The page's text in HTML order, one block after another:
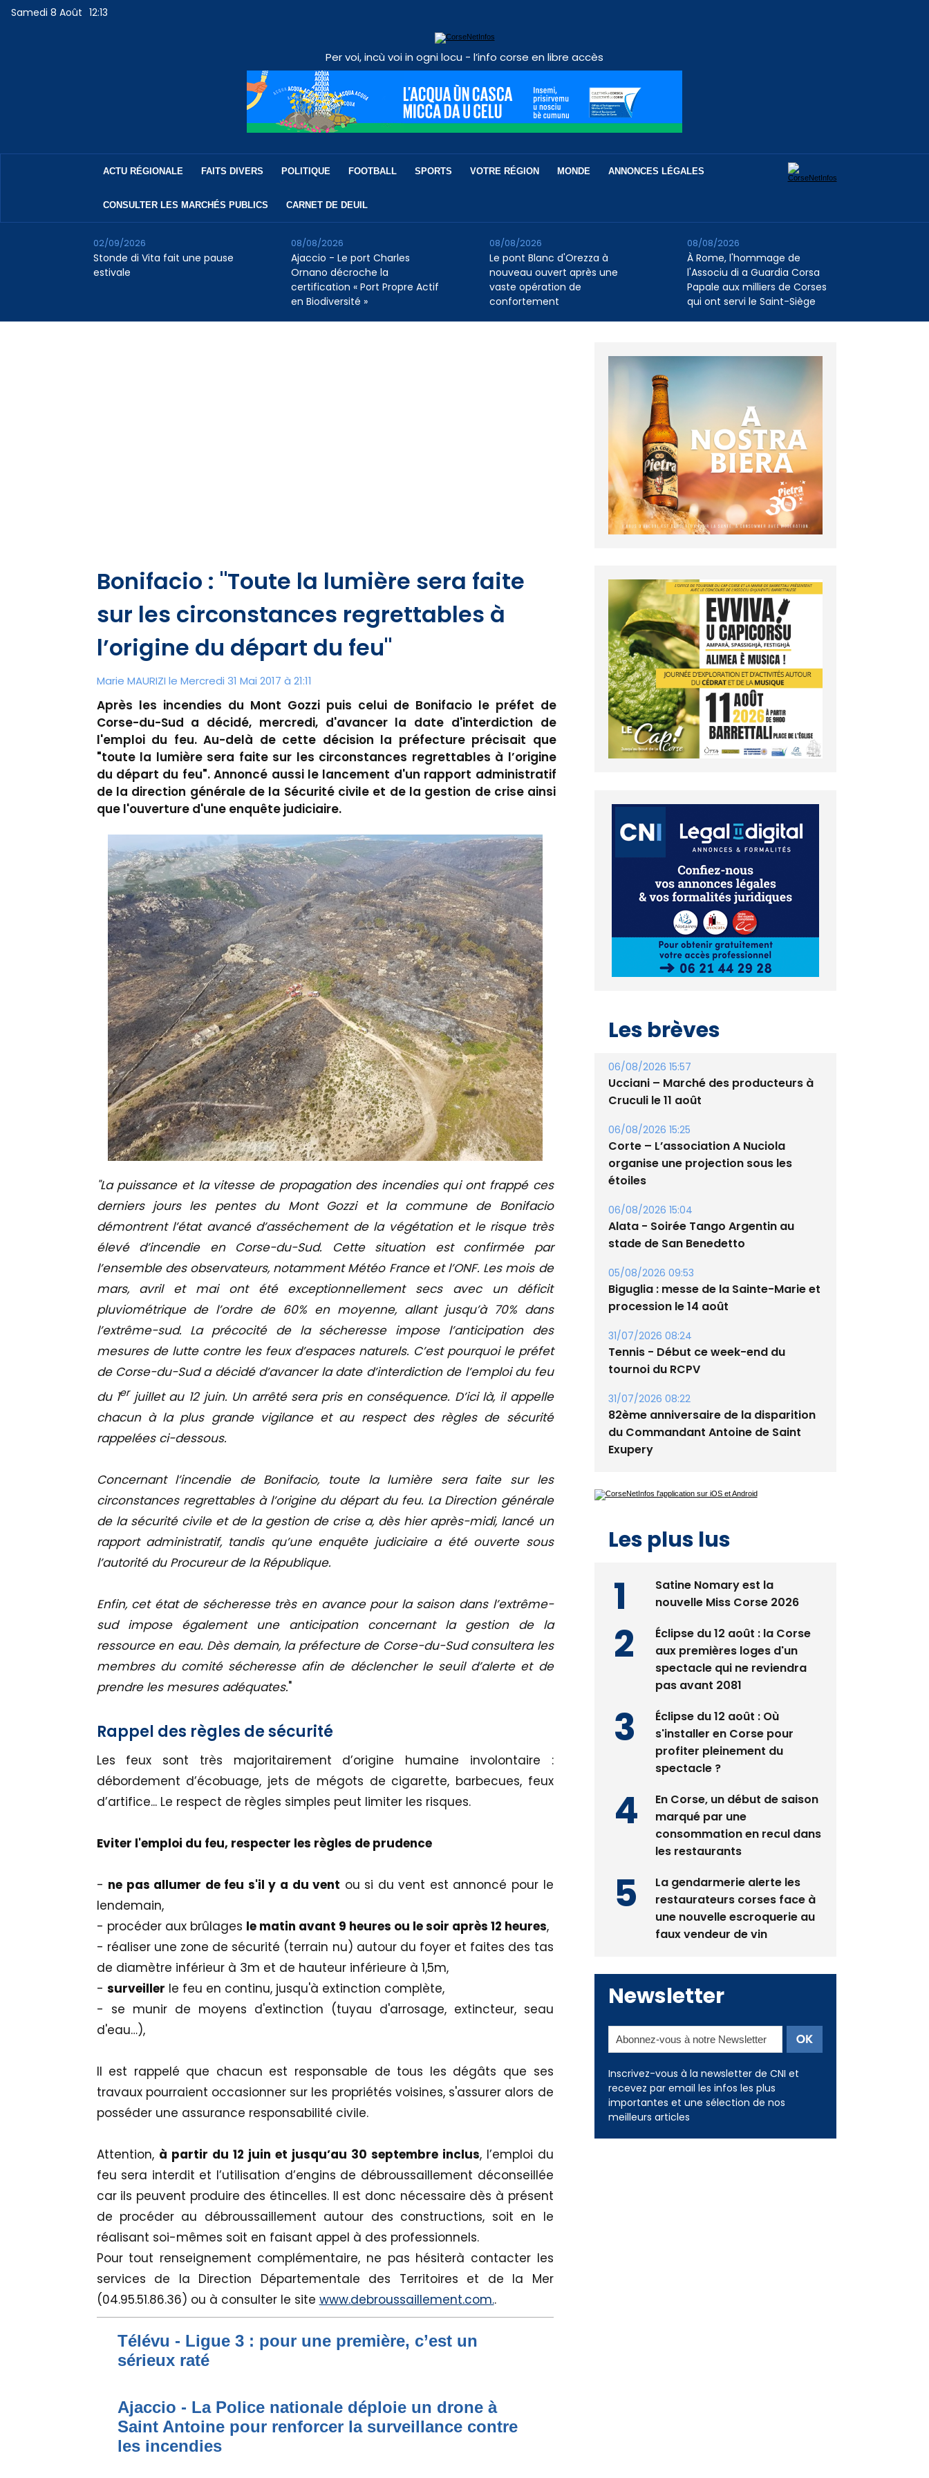
Samedi 8 Août 12:13
Per voi, incù voi in ogni locu - l’info corse en libre accès
ACTU RÉGIONALE FAITS DIVERS POLITIQUE FOOTBALL SPORTS VOTRE RÉGION MONDE ANNONCES LÉGALES
CONSULTER LES MARCHÉS PUBLICS CARNET DE DEUIL
Stonde di Vita fait une pause
estivale
02/09/2026
Ajaccio - Le port Charles
Ornano décroche la
certification « Port Propre Actif
en Biodiversité »
08/08/2026
Le pont Blanc d'Orezza à
nouveau ouvert après une
vaste opération de
confortement
08/08/2026
À Rome, l'hommage de
l'Associu di a Guardia Corsa
Papale aux milliers de Corses
qui ont servi le Saint-Siège
08/08/2026
Bonifacio : "Toute la lumière sera faite
sur les circonstances regrettables à
l’origine du départ du feu"
Marie MAURIZI le Mercredi 31 Mai 2017 à 21:11
Après les incendies du Mont Gozzi puis celui de Bonifacio le préfet de
Corse-du-Sud a décidé, mercredi, d'avancer la date d'interdiction de
l'emploi du feu. Au-delà de cette décision la préfecture précisait que
"toute la lumière sera faite sur les circonstances regrettables à l’origine
du départ du feu". Annoncé aussi le lancement d'un rapport administratif
de la direction générale de la Sécurité civile et de la gestion de crise ainsi
que l'ouverture d'une enquête judiciaire.
"La puissance et la vitesse de propagation des incendies qui ont frappé ces
derniers jours les pentes du Mont Gozzi et la commune de Bonifacio
démontrent l’état avancé d’asséchement de la végétation et le risque très
élevé d’incendie en Corse-du-Sud. Cette situation est confirmée par
l’ensemble des observateurs, notamment Météo France et l’ONF. Les mois de
mars, avril et mai ont été exceptionnellement secs avec un déficit
pluviométrique de l’ordre de 60% en moyenne, allant jusqu’à 70% dans
l’extrême-sud. La précocité de la sécheresse impose l’anticipation des
mesures de lutte contre les feux d’espaces naturels. C’est pourquoi le préfet
de Corse-du-Sud a décidé d’avancer la date d’interdiction de l’emploi du feu
du 1erjuillet au 12 juin. Un arrêté sera pris en conséquence. D’ici là, il appelle
chacun à la plus grande vigilance et au respect des règles de sécurité
rappelées ci-dessous.
Concernant l’incendie de Bonifacio, toute la lumière sera faite sur les
circonstances regrettables à l’origine du départ du feu. La Direction générale
de la sécurité civile et de la gestion de crise a, dès hier après-midi, lancé un
rapport administratif, tandis qu’une enquête judiciaire a été ouverte sous
l’autorité du Procureur de la République.
Enfin, cet état de sécheresse très en avance pour la saison dans l’extrême-
sud impose également une anticipation concernant la gestion de la
ressource en eau. Dès demain, la préfecture de Corse-du-Sud consultera les
membres du comité sécheresse afin de déclencher le seuil d’alerte et de
prendre les mesures adéquates."
Rappel des règles de sécurité
Les feux sont très majoritairement d’origine humaine involontaire :
débordement d’écobuage, jets de mégots de cigarette, barbecues, feux
d’artifice... Le respect de règles simples peut limiter les risques.
Eviter l'emploi du feu, respecter les règles de prudence
- ne pas allumer de feu s'il y a du vent ou si du vent est annoncé pour le
lendemain,
- procéder aux brûlages le matin avant 9 heures ou le soir après 12 heures,
- réaliser une zone de sécurité (terrain nu) autour du foyer et faites des tas
de diamètre inférieur à 3m et de hauteur inférieure à 1,5m,
- surveiller le feu en continu, jusqu'à extinction complète,
- se munir de moyens d'extinction (tuyau d'arrosage, extincteur, seau
d'eau…),
Il est rappelé que chacun est responsable de tous les dégâts que ses
travaux pourraient occasionner sur les propriétés voisines, s'assurer alors de
posséder une assurance responsabilité civile.
Attention, à partir du 12 juin et jusqu’au 30 septembre inclus, l’emploi du
feu sera interdit et l’utilisation d’engins de débroussaillement déconseillée
car ils peuvent produire des étincelles. Il est donc nécessaire dès à présent
de procéder au débroussaillement autour des constructions, soit en le
réalisant soi-mêmes soit en faisant appel à des professionnels.
Pour tout renseignement complémentaire, ne pas hésiterà contacter les
services de la Direction Départementale des Territoires et de la Mer
(04.95.51.86.36) ou à consulter le site www.debroussaillement.com..
Télévu - Ligue 3 : pour une première, c’est un
sérieux raté
Ajaccio - La Police nationale déploie un drone à
Saint Antoine pour renforcer la surveillance contre
les incendies
06/08/2026 15:57
Cruculi le 11 août
06/08/2026 15:25
organise une projection sous les
étoiles
06/08/2026 15:04
stade de San Benedetto
05/08/2026 09:53
procession le 14 août
31/07/2026 08:24
Tennis - Début ce week-end du
tournoi du RCPV
31/07/2026 08:22
du Commandant Antoine de Saint
Exupery
Les plus lus
Satine Nomary est la
Éclipse du 12 août : la Corse
spectacle qui ne reviendra
pas avant 2081
Éclipse du 12 août : Où
profiter pleinement du
spectacle ?
En Corse, un début de saison
consommation en recul dans
les restaurants
La gendarmerie alerte les
une nouvelle escroquerie au
faux vendeur de vin
Inscrivez-vous à la newsletter de CNI et
recevez par email les infos les plus
importantes et une sélection de nos